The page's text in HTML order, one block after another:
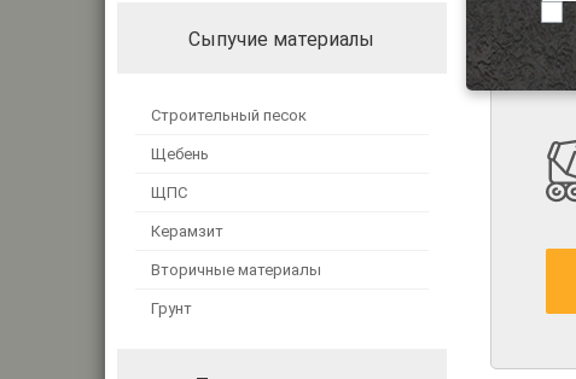
Сыпучие материалы
Строительный песок
Щебень
ЩПС
Керамзит
Вторичные материалы
Грунт